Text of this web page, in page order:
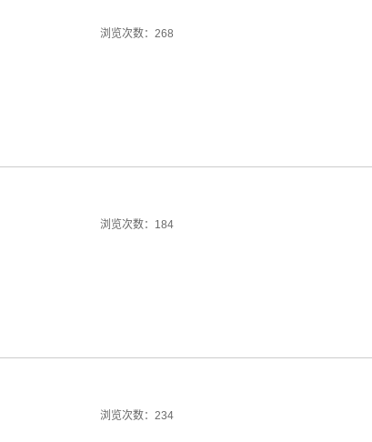
浏览次数：268
浏览次数：184
浏览次数：234